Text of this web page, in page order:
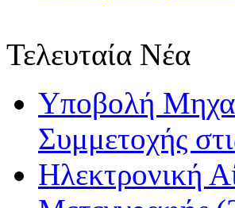
Τελευταία Νέα
Υποβολή
Συμμετοχής
Ηλεκτρονική